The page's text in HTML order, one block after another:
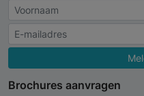
Brochures aanvragen